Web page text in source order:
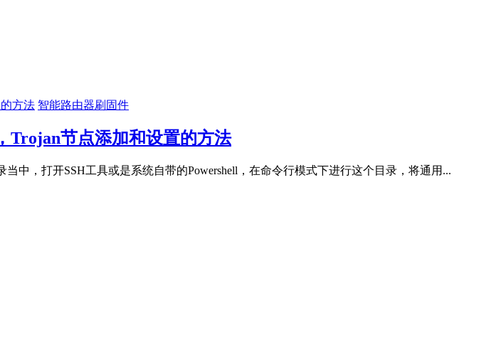
智能路由器刷固件
Trojan节点添加和设置的方法
中，打开SSH工具或是系统自带的Powershell，在命令行模式下进行这个目录，将通用...